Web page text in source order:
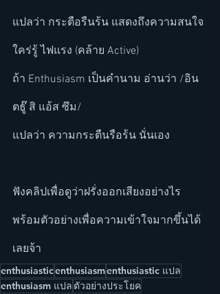
แปลว่า กระตือรืนร้น แสดงถึงความสนใจ
ใคร่รู้ ไฟแรง (คล้าย Active)
ถ้า Enthusiasm เป็นคำนาม อ่านว่า /อิน
ตธู๊ สิ แอ้ส ซึม/
แปลว่า ความกระตืนรือร้น นั่นเอง
ฟังคลิปเพื่อดูว่าฝรั่งออกเสียงอย่างไร
พร้อมตัวอย่างเพื่อความเข้าใจมากขึ้นได้
เลยจ้า
enthusiasticenthusiasmenthusiastic แปล
enthusiasm แปล ตัวอย่างประโยค